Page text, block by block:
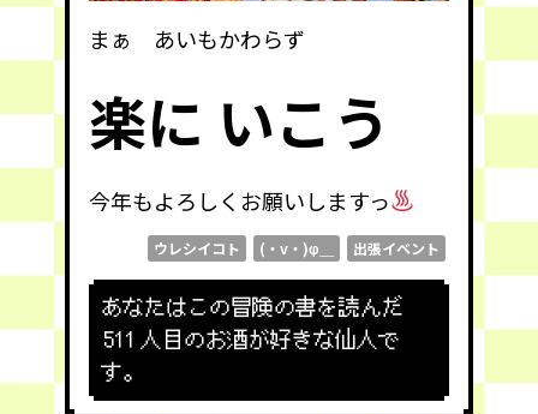
まぁ あいもかわらず
楽に いこう
今年もよろしくお願いしますっ
ウレシイコト (・v・)φ＿ 出張イベント
あなたはこの冒険の書を読んだ
511 人目のお酒が好きな仙人で
す。